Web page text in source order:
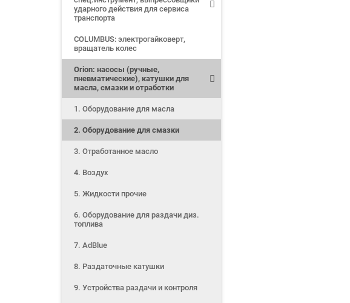
ударного действия для сервиса
транспорта
COLUMBUS: электрогайковерт,
вращатель колес
Orion: насосы (ручные,
пневматические), катушки для
масла, смазки и отработки
1. Оборудование для масла
2. Оборудование для смазки
3. Отработанное масло
4. Воздух
5. Жидкости прочие
6. Оборудование для раздачи диз.
топлива
7. AdBlue
8. Раздаточные катушки
9. Устройства раздачи и контроля